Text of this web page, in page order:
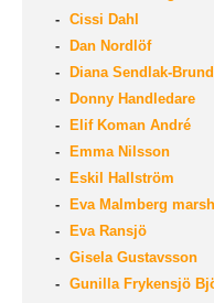
Cissi Dahl
Dan Nordlöf
Diana Sendlak-
Donny Handledare
Elif Koman André
Emma Nilsson
Eskil Hallström
Eva Malmberg marsh
Eva Ransjö
Gisela Gustavsson
Gunilla Frykensjö